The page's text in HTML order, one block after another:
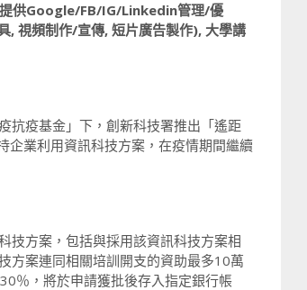
提供Google/FB/IG/Linkedin管理/優
, 視頻制作/宣傳, 短片廣告製作), 大學講
抗疫基金」下，創新科技署推出「遙距
業利用資訊科技方案，在疫情期間繼續
技方案，包括與採用該資訊科技方案相
方案連同相關培訓開支的資助最多10萬
％，將於申請獲批後存入指定銀行帳